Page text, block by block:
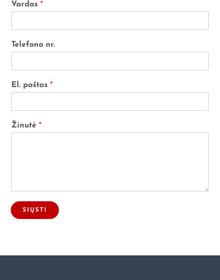
Vardas*
Telefono nr.
El. paštas*
Žinutė*
SIŲSTI